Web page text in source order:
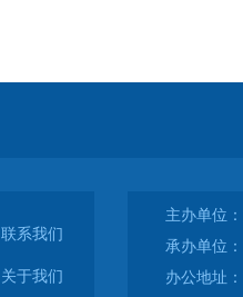
联系我们
关于我们
主办单位
承办单位
办公地址